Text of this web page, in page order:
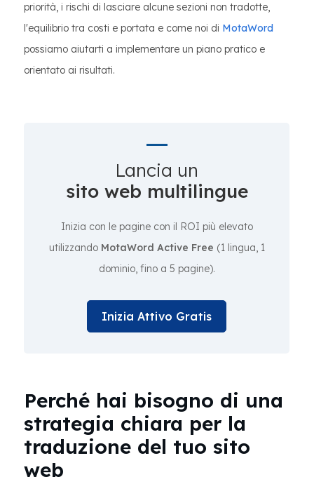
priorità, i rischi di lasciare alcune sezioni non tradotte,
l'equilibrio tra costi e portata e come noi di MotaWord
possiamo aiutarti a implementare un piano pratico e
orientato ai risultati.
Lancia un
sito web multilingue
Inizia con le pagine con il ROI più elevato
utilizzando MotaWord Active Free (1 lingua, 1
dominio, fino a 5 pagine).
Inizia Attivo Gratis
Perché hai bisogno di una
strategia chiara per la
traduzione del tuo sito
web